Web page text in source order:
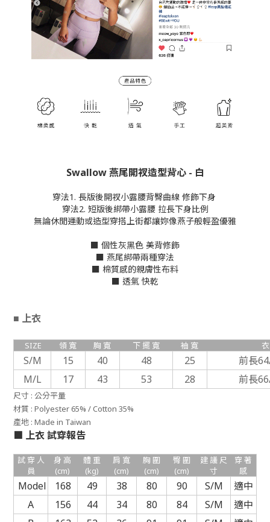
Swallow 燕尾開衩造型背心 - 白
穿法1. 長版後開衩小露腰背臀曲線 修飾下身
穿法2. 短版後綁帶小露腰 拉長下身比例
無論休閒運動或造型穿搭上街都讓妳像燕子般輕盈優雅
■ 個性灰黑色 美背修飾
■ 燕尾綁帶兩種穿法
■ 棉質感的親膚性布料
■ 透氣 快乾
■ 上衣
SIZE 領 寬 胸 寬 下 擺 寬 袖 寬
S/M 15 40 48 25
前長
M/L
17 43 53 28 前長
尺寸 : 公分平量
材質 : Polyester 65% / Cotton 35%
產地 : Made in Taiwan
■ 上衣試穿報告
試 穿 人
員
身 高
(cm)
體 重
(kg)
肩 寬
(cm)
胸 圍
(cm)
臀 圍
(cm)
建 議 尺
寸
穿 著
感
Model 168 49 38 80 90 S/M
適中
A
156 44 34 80 84 S/M
適中